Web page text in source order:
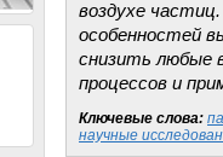
воздухе
особенностей
снизить любые
процессов и
Ключевые слова:
научные